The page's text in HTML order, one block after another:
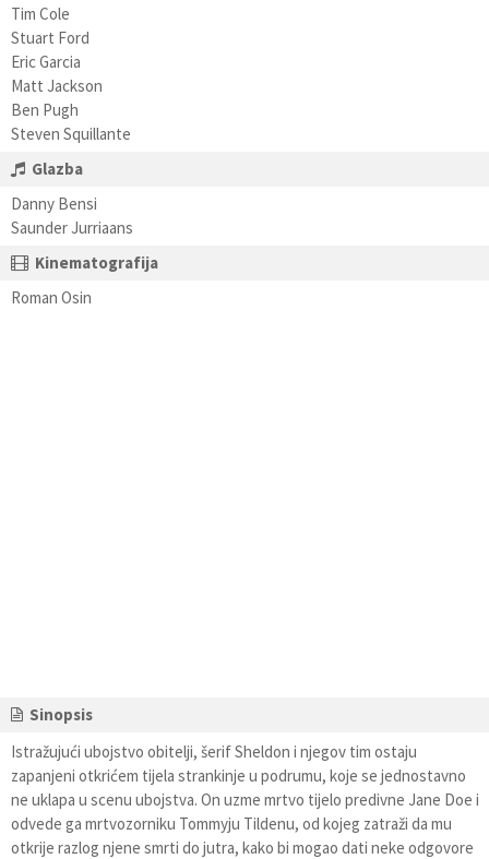
Tim Cole
Stuart Ford
Eric Garcia
Matt Jackson
Ben Pugh
Steven Squillante
Glazba
Danny Bensi
Saunder Jurriaans
Kinematografija
Roman Osin
Sinopsis
Istražujući ubojstvo obitelji, šerif Sheldon i njegov tim ostaju
zapanjeni otkrićem tijela strankinje u podrumu, koje se jednostavno
ne uklapa u scenu ubojstva. On uzme mrtvo tijelo predivne Jane Doe i
odvede ga mrtvozorniku Tommyju Tildenu, od kojeg zatraži da mu
otkrije razlog njene smrti do jutra, kako bi mogao dati neke odgovore